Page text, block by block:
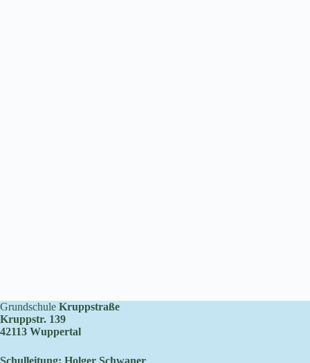
Grundschule Kruppstraße
Kruppstr. 139
42113 Wuppertal
Schulleitung: Holger Schwaner